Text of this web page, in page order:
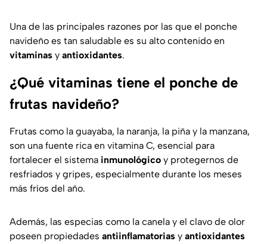
Una de las principales razones por las que el ponche
navideño es tan saludable es su alto contenido en
vitaminas y antioxidantes.
¿Qué vitaminas tiene el ponche de
frutas navideño?
Frutas como la guayaba, la naranja, la piña y la manzana,
son una fuente rica en vitamina C, esencial para
fortalecer el sistema inmunológico y protegernos de
resfriados y gripes, especialmente durante los meses
más fríos del año.
Además, las especias como la canela y el clavo de olor
poseen propiedades antiinflamatorias y antioxidantes